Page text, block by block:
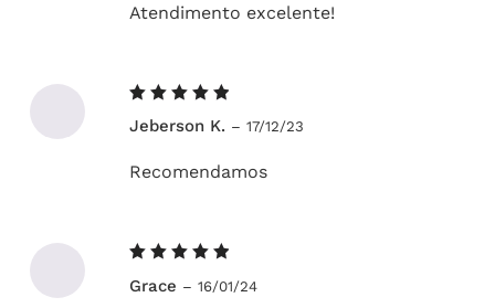
Atendimento excelente!
5de 5
Jeberson K. – 17/12/23
Recomendamos
5de 5
Grace – 16/01/24